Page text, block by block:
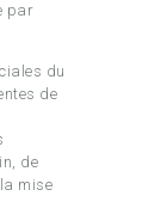
par
du
de
de
mise